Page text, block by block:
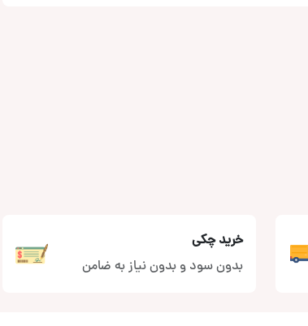
خرید چکی
بدون سود و بدون نیاز به ضامن